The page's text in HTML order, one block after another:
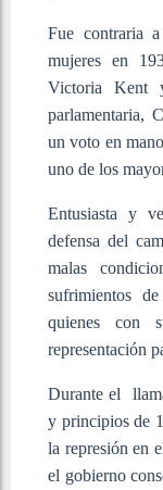
Fue contraria
mujeres en
Victoria Kent
parlamentaria,
un voto en
uno de los
Entusiasta y
defensa del
malas
sufrimientos
quienes con
representación
Durante el
y principios de
la represión en
el gobierno